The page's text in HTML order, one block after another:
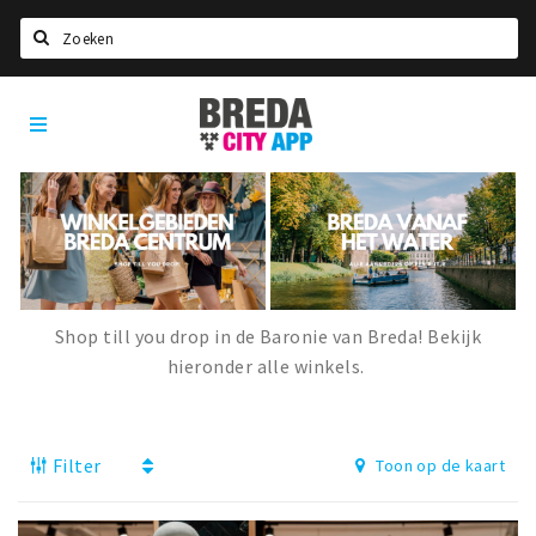
Home
Agenda
Deals
Party pics
Nieuws, interviews & blogs
Recreatief
Winkels
Breda
City
App
Shop till you drop in de Baronie van Breda! Bekijk
hieronder alle winkels.
Filter Toon op de kaart